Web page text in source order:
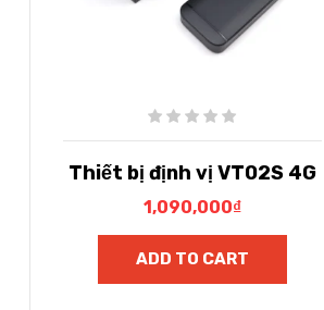
Thiết bị định vị VT02S 4G
1,090,000₫
ADD TO CART